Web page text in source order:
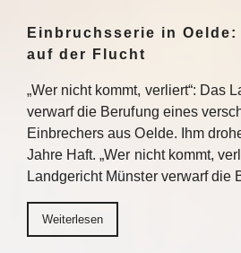
Einbruchsserie in
auf der Flucht
„Wer nicht kommt, verliert“: Das
verwarf die Berufung eines
Einbrechers aus Oelde. Ihm
Jahre Haft. „Wer nicht kommt,
Landgericht Münster verwarf die
Weiterlesen